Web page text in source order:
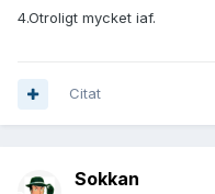
4.Otroligt mycket iaf.
Citat
Sokkan